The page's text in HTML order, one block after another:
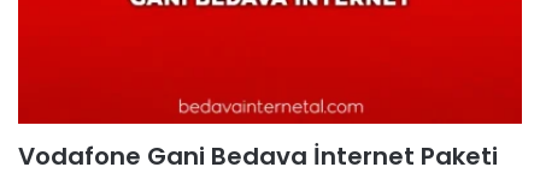
Vodafone Gani Bedava İnternet Paketi